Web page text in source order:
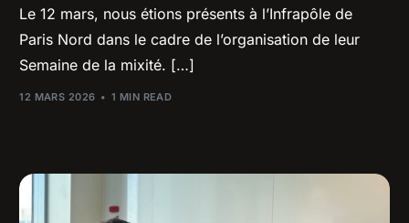
Le 12 mars, nous étions présents à l’Infrapôle de
Paris Nord dans le cadre de l’organisation de leur
Semaine de la mixité. […]
12 MARS 2026 1 MIN READ